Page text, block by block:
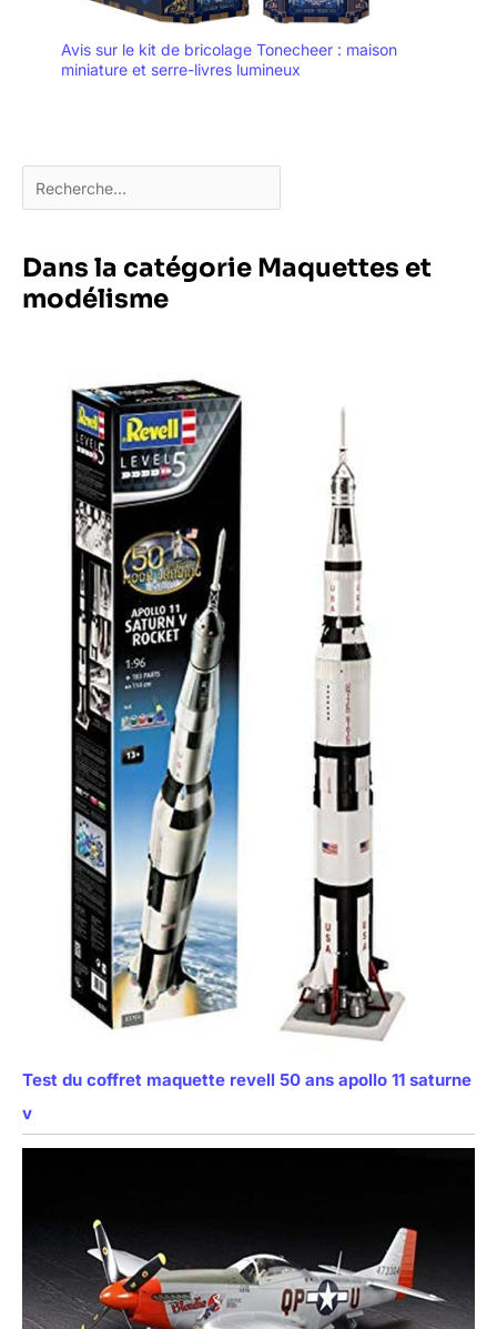
Avis sur le kit de bricolage Tonecheer : maison
miniature et serre-livres lumineux
Dans la catégorie Maquettes et
modélisme
Test du coffret maquette revell 50 ans apollo 11 saturne
v